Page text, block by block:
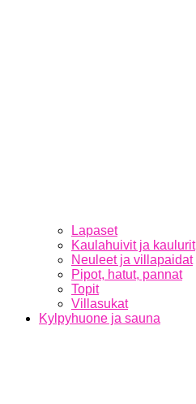
Lapaset
Kaulahuivit ja kaulurit
Neuleet ja villapaidat
Pipot, hatut, pannat
Topit
Villasukat
Kylpyhuone ja sauna